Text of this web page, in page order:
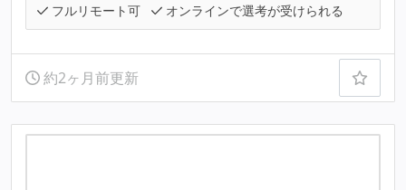
フルリモート可
オンラインで選考が受けられる
約2ヶ月前更新